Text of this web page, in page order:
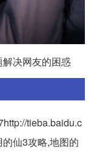
解决网友的困惑
tieba.baidu.c
仙3攻略,地图的